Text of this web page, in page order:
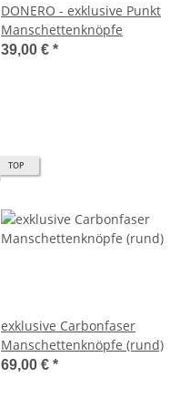
DONERO - exklusive Punkt
Manschettenknöpfe
39,00 € *
TOP
exklusive Carbonfaser
Manschettenknöpfe (rund)
69,00 € *